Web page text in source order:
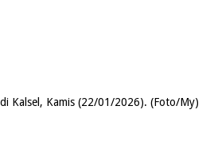
Kalsel, Kamis (22/01/2026). (Foto/My)